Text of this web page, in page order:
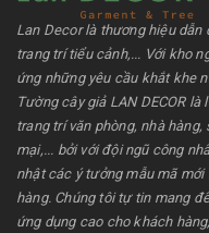
Lan Decor là thương hiệu
trang trí tiểu cảnh,... Với kho
ứng những yêu cầu khắt khe
Tường cây giả LAN DECOR
trang trí văn phòng, nhà
mại,... bởi với đội ngũ công
nhật các ý tưởng mẫu mã
hàng. Chúng tôi tự tin mang
ứng dụng cao cho khách